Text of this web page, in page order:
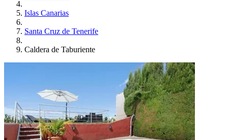
Islas Canarias
Santa Cruz de Tenerife
Caldera de Taburiente